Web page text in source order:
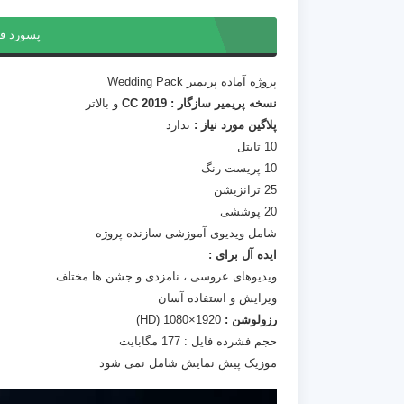
پسورد
پروژه آماده پریمیر Wedding Pack
نسخه پریمیر سازگار : CC 2019
و بالاتر
پلاگین مورد نیاز : ندارد
10 تایتل
10 پریست رنگ
25 ترانزیشن
20 پوششی
شامل ویدیوی آموزشی سازنده پروژه
ایده آل برای :
ویدیوهای عروسی ، نامزدی و جشن ها مختلف
ویرایش و استفاده آسان
رزولوشن :
حجم فشرده فایل : 177 مگابایت
موزیک پیش نمایش شامل نمی شود